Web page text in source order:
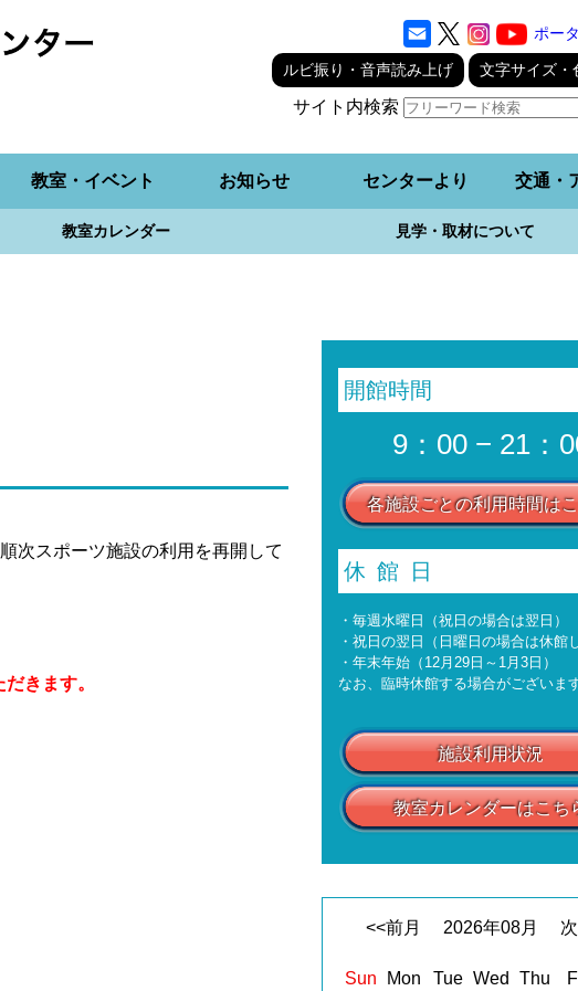
ポー
ルビ振り・音声読み上げ 文字サイズ・
サイト内検索
教室・イベント お知らせ センターより 交通・
教室カレンダー 見学・取材について
次スポーツ施設の利用を再開して
きます。
開館時間
9：00 − 21：
各施設ごとの利用時間は
休館日
・毎週水曜日（祝日の場合は翌日）
・祝日の翌日（日曜日の場合は休館
・年末年始（12月29日～1月3日）
なお、臨時休館する場合がございます
施設利用状況
教室カレンダーはこち
<<前月 2026年08月
Sun Mon Tue Wed Thu